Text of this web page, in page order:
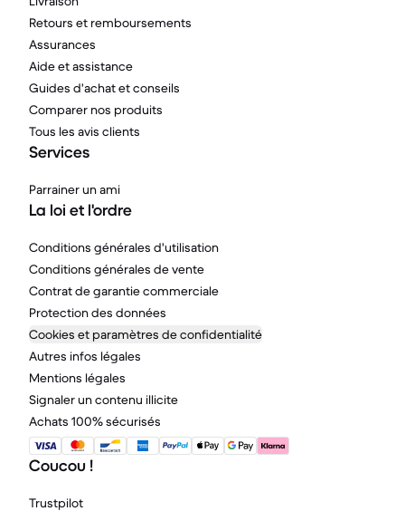
Retours et remboursements
Assurances
Aide et assistance
Guides d'achat et conseils
Comparer nos produits
Tous les avis clients
Services
Parrainer un ami
La loi et l'ordre
Conditions générales d'utilisation
Conditions générales de vente
Contrat de garantie commerciale
Protection des données
Cookies et paramètres de confidentialité
Autres infos légales
Mentions légales
Signaler un contenu illicite
Achats 100% sécurisés
Coucou !
Trustpilot